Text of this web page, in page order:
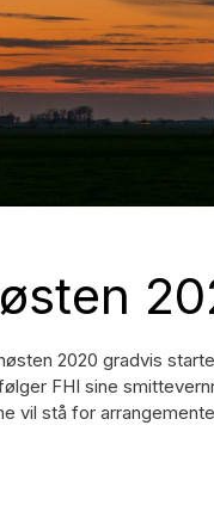
2020 gradvis
FHI sine
vil stå for